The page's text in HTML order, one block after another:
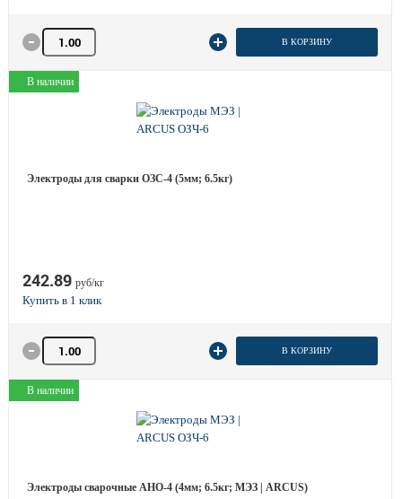
Количество товара В КОРЗИНУ
В наличии
Электроды для сварки ОЗС-4 (5мм; 6.5кг)
242.89 руб/кг
Количество товара В КОРЗИНУ
В наличии
Электроды сварочные АНО-4 (4мм; 6.5кг; МЭЗ | ARCUS)